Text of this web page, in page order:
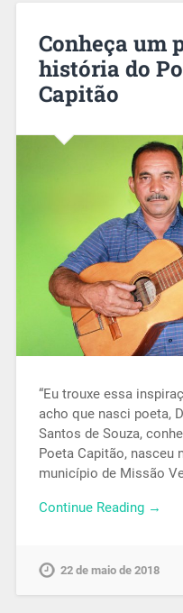
Conheça um
história do
Capitão
“Eu trouxe essa
acho que nasci poeta,
Santos de Souza,
Poeta Capitão, nasceu
município de Missão
Continue Reading →
22 de maio de 2018